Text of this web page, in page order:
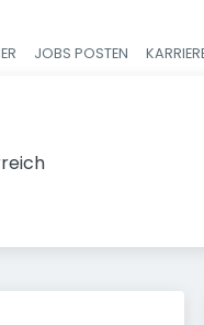
Haupt-
JOBS POSTEN